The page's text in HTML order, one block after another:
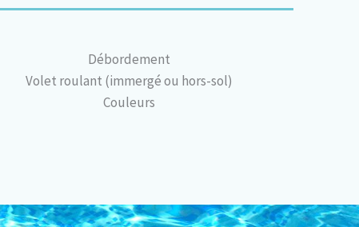
Débordement
Volet roulant (immergé ou hors-sol)
Couleurs